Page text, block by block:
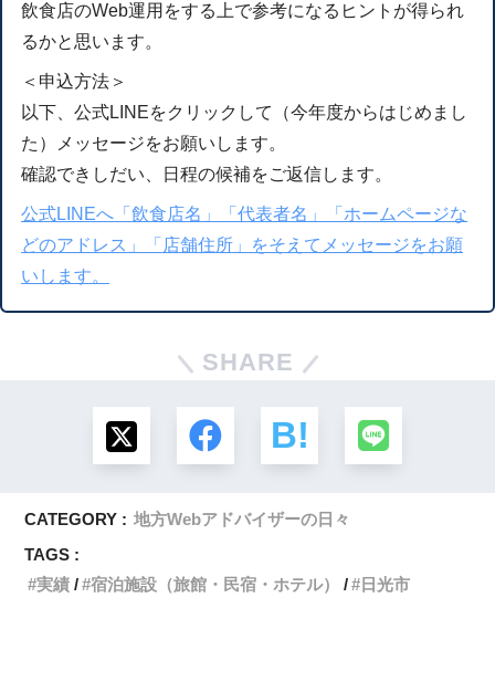
飲食店のWeb運用をする上で参考になるヒントが得られ
るかと思います。
＜申込方法＞
以下、公式LINEをクリックして（今年度からはじめまし
た）メッセージをお願いします。
確認できしだい、日程の候補をご返信します。
公式LINEへ「飲食店名」「代表者名」「ホームページな
どのアドレス」「店舗住所」をそえてメッセージをお願
いします。
SHARE
CATEGORY : 地方Webアドバイザーの日々
TAGS :
実績
宿泊施設（旅館・民宿・ホテル） 日光市